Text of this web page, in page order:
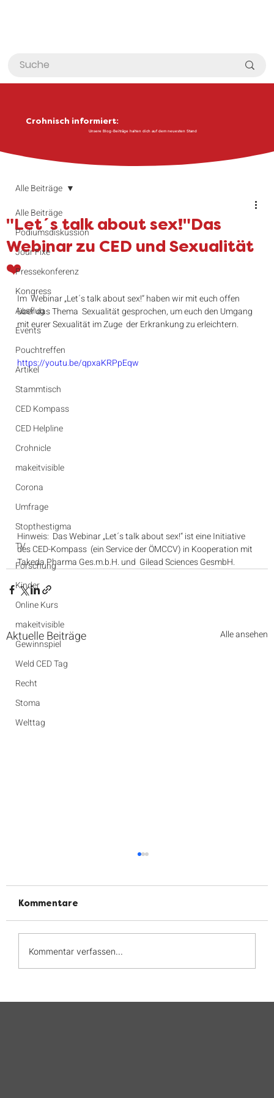
Crohnisch informiert:
Unsere Blog-Beiträge halten dich auf dem neuesten Stand
Alle Beiträge
Podiumsdiskussion
Jour Fixe
Pressekonferenz
Kongress
Ausflug
Events
Pouchtreffen
Artikel
Stammtisch
CED Kompass
CED Helpline
Crohnicle
makeitvisible
Corona
Umfrage
Stopthestigma
TV
Forschung
Kinder
Online Kurs
makeitvisible
Gewinnspiel
Weld CED Tag
Recht
Stoma
Welttag
Alle Beiträge
"Let´s talk about sex!"Das
Webinar zu CED und Sexualität
❤️
Im  Webinar „Let´s talk about sex!“ haben wir mit euch offen
über das Thema  Sexualität gesprochen, um euch den Umgang
mit eurer Sexualität im Zuge  der Erkrankung zu erleichtern.
https://youtu.be/qpxaKRPpEqw
Hinweis:  Das Webinar „Let´s talk about sex!“ ist eine Initiative
des CED-Kompass  (ein Service der ÖMCCV) in Kooperation mit
Takeda Pharma Ges.m.b.H. und  Gilead Sciences GesmbH.
Aktuelle Beiträge Alle ansehen
Kommentare
Kommentar verfassen...